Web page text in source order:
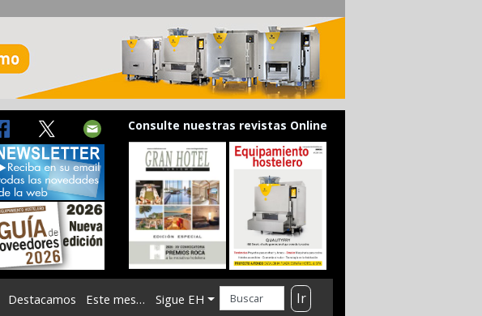
Consulte nuestras revistas Online
Destacamos Este mes… Sigue EH Ir